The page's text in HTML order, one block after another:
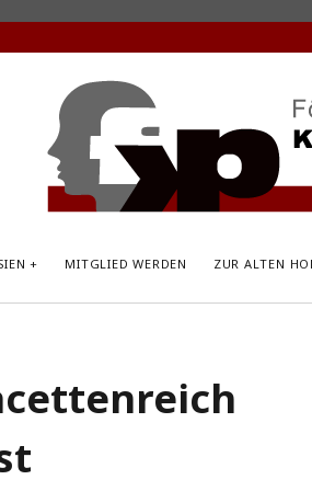
KunstPlatz
Hemsbach
MITGLIED WERDEN ZUR ALTEN